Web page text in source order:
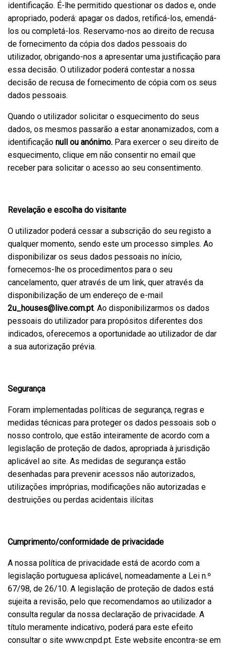
identificação. É-lhe permitido questionar os dados e, onde
apropriado, poderá: apagar os dados, retificá-los, emendá-
los ou completá-los. Reservamo-nos ao direito de recusa
de fornecimento da cópia dos dados pessoais do
utilizador, obrigando-nos a apresentar uma justificação para
essa decisão. O utilizador poderá contestar a nossa
decisão de recusa de fornecimento de cópia com os seus
dados pessoais.
Quando o utilizador solicitar o esquecimento do seus
dados, os mesmos passarão a estar anonamizados, com a
identificação null ou anónimo. Para exercer o seu direito de
esquecimento, clique em não consentir no email que
receber para solicitar o acesso ao seu consentimento.
Revelação e escolha do visitante
O utilizador poderá cessar a subscrição do seu registo a
qualquer momento, sendo este um processo simples. Ao
disponibilizar os seus dados pessoais no início,
fornecemos-lhe os procedimentos para o seu
cancelamento, quer através de um link, quer através da
disponibilização de um endereço de e-mail
2u_houses@live.com.pt. Ao disponibilizarmos os dados
pessoais do utilizador para propósitos diferentes dos
indicados, oferecemos a oportunidade ao utilizador de dar
a sua autorização prévia.
Segurança
Foram implementadas políticas de segurança, regras e
medidas técnicas para proteger os dados pessoais sob o
nosso controlo, que estão inteiramente de acordo com a
legislação de proteção de dados, apropriada à jurisdição
aplicável ao site. As medidas de segurança estão
desenhadas para prevenir acessos não autorizados,
utilizações impróprias, modificações não autorizadas e
destruições ou perdas acidentais ilícitas
Cumprimento/conformidade de privacidade
A nossa política de privacidade está de acordo com a
legislação portuguesa aplicável, nomeadamente a Lei n.º
67/98, de 26/10. A legislação de proteção de dados está
sujeita a revisão, pelo que recomendamos ao utilizador a
consulta regular da nossa declaração de privacidade. A
título meramente indicativo, poderá para este efeito
consultar o site www.cnpd.pt. Este website encontra-se em